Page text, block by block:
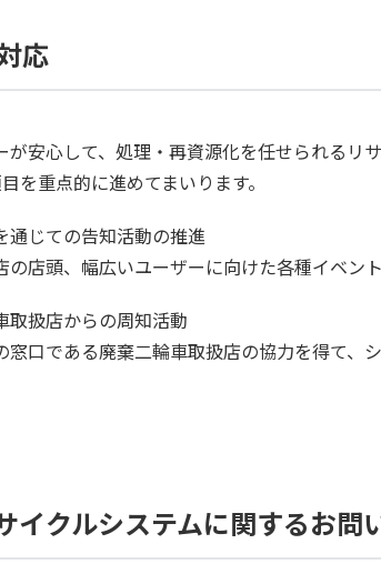
応
が安心して、処理・再資源化を任せられるリ
を重点的に進めてまいります。
通じての告知活動の推進
の店頭、幅広いユーザーに向けた各種イベン
取扱店からの周知活動
窓口である廃棄二輪車取扱店の協力を得て、
イクルシステムに関するお問